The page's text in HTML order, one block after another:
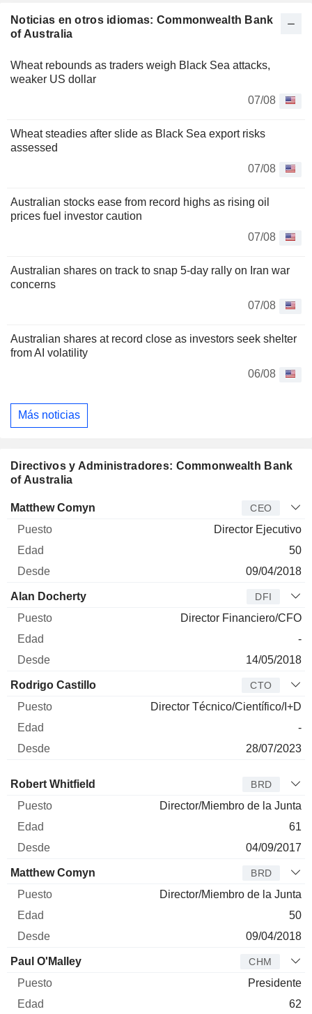
Noticias en otros idiomas: Commonwealth Bank
of Australia
Wheat rebounds as traders weigh Black Sea attacks,
weaker US dollar
07/08
Wheat steadies after slide as Black Sea export risks
assessed
07/08
Australian stocks ease from record highs as rising oil
prices fuel investor caution
07/08
Australian shares on track to snap 5-day rally on Iran war
concerns
07/08
Australian shares at record close as investors seek shelter
from AI volatility
06/08
Más noticias
Directivos y Administradores: Commonwealth Bank
of Australia
Director Puesto
Matthew Comyn CEO
Director Ejecutivo
50
09/04/2018
Alan Docherty DFI
Director Financiero/CFO
-
14/05/2018
Rodrigo Castillo CTO
Director Técnico/Científico/I+D
-
28/07/2023
Administrador Puesto
Robert Whitfield BRD
Director/Miembro de la Junta
61
04/09/2017
Matthew Comyn BRD
Director/Miembro de la Junta
50
09/04/2018
Paul O'Malley CHM
Presidente
62